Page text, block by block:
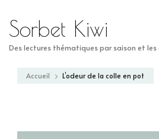
Sorbet Kiwi
Des lectures thématiques par saison et les
Accueil L’odeur de la colle en pot